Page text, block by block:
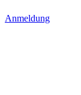
Anmeldung